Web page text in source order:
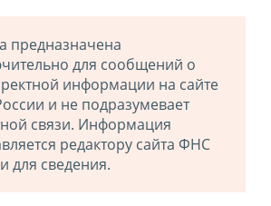
предназначена
для сообщений о
информации на сайте
и не подразумевает
связи. Информация
редактору сайта ФНС
для сведения.